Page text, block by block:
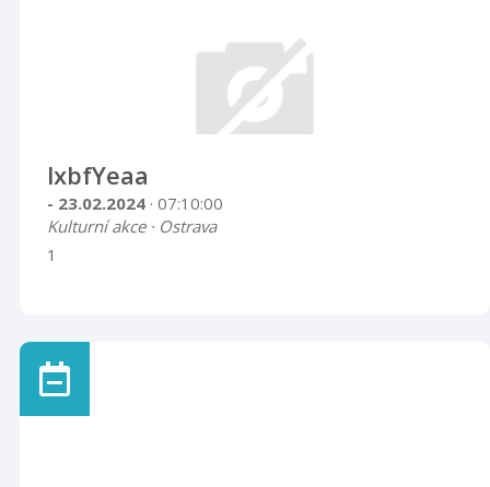
lxbfYeaa
- 23.02.2024 · 07:10:00
Kulturní akce · Ostrava
1